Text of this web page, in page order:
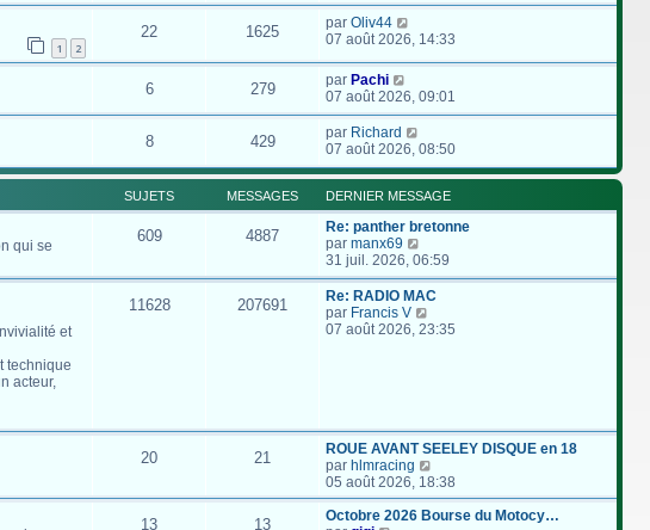
1 2
22 1625 par Oliv44
07 août 2026, 14:33
6 279 par Pachi
07 août 2026, 09:01
8 429 par Richard
07 août 2026, 08:50
SUJETS MESSAGES DERNIER MESSAGE
qui se
609 4887
Re: panther bretonne
par manx69
o
n
s
u
l
e
r
n
e
31 juil. 2026, 06:59
et
technique
acteur,
11628 207691
Re: RADIO MAC
par Francis V
o
e
r
l
e
d
e
07 août 2026, 23:35
20 21
ROUE AVANT SEELEY DISQUE en 18
par hlmracing
o
n
s
05 août 2026, 18:38
13 13
Octobre 2026 Bourse du Motocy…